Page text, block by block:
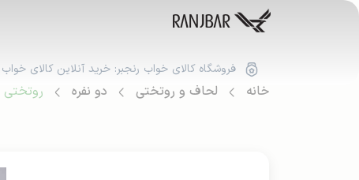
فروشگاه کالای خواب رنجبر: خرید آنلاین کالای خواب
خانه لحاف و روتختی دو نفره